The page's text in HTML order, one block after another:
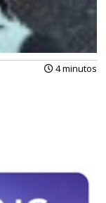
4 minutos